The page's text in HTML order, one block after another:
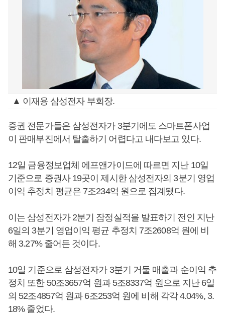
▲ 이재용 삼성전자 부회장.
증권 전문가들은 삼성전자가 3분기에도 스마트폰사업
이 판매부진에서 탈출하기 어렵다고 내다보고 있다.
12일 금융정보업체 에프앤가이드에 따르면 지난 10일
기준으로 증권사 19곳이 제시한 삼성전자의 3분기 영업
이익 추정치 평균은 7조234억 원으로 집계됐다.
이는 삼성전자가 2분기 잠정실적을 발표하기 전인 지난
6일의 3분기 영업이익 평균 추정치 7조2608억 원에 비
해 3.27% 줄어든 것이다.
10일 기준으로 삼성전자가 3분기 거둘 매출과 순이익 추
정치 또한 50조3657억 원과 5조8337억 원으로 지난 6일
의 52조4857억 원과 6조253억 원에 비해 각각 4.04%, 3.
18% 줄었다.